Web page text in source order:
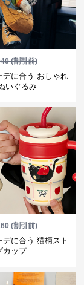
(割引前)
デに合う おしゃれ
いぐるみ
(割引前)
デに合う 猫柄スト
カップ